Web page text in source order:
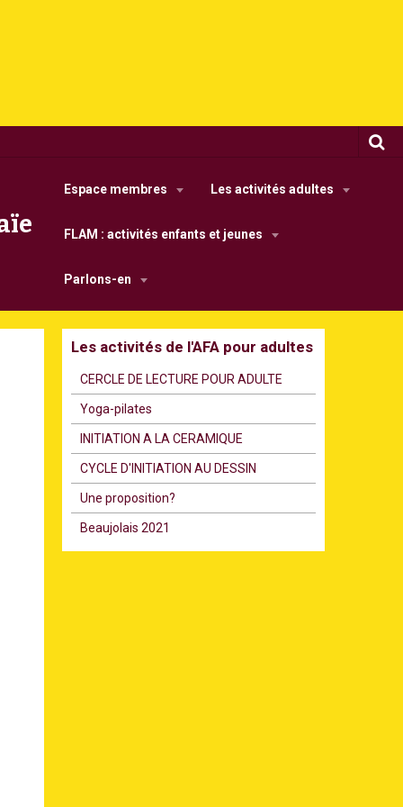
Espace membres Les activités adultes
FLAM : activités enfants et jeunes
Parlons-en
Les activités de l'AFA pour adultes
CERCLE DE LECTURE POUR ADULTE
Υoga-pilates
INITIATION A LA CERAMIQUE
CYCLE D'INITIATION AU DESSIN
Une proposition?
Beaujolais 2021